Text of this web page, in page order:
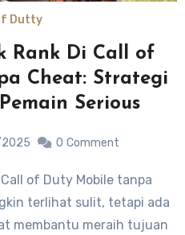
Dutty
Rank Di Call of
Cheat: Strategi
Serious
0 Comment
terlihat sulit, tetapi ada
membantu meraih tujuan